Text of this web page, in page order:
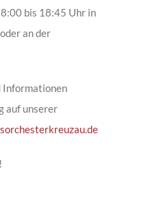
bis 18:45 Uhr in
an der
Informationen
auf unserer